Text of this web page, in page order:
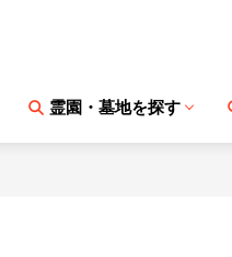
霊園・墓地を探す